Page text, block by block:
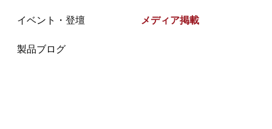
イベント・登壇 メディア掲載
製品ブログ